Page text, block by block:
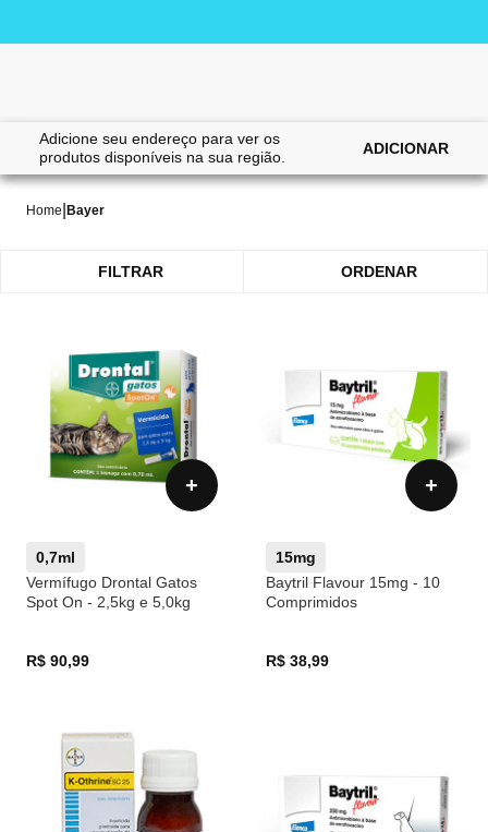
Adicione seu endereço para ver os
produtos disponíveis na sua região.
ADICIONAR
BAYER
Home Bayer
FILTRAR ORDENAR
+
0,7ml
Vermífugo Drontal Gatos
Spot On - 2,5kg e 5,0kg
R$ 90,99
+
15mg
Baytril Flavour 15mg - 10
Comprimidos
R$ 38,99